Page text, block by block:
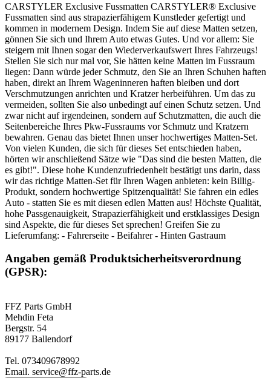
CARSTYLER Exclusive Fussmatten CARSTYLER® Exclusive
Fussmatten sind aus strapazierfähigem Kunstleder gefertigt und
kommen in modernem Design. Indem Sie auf diese Matten setzen,
gönnen Sie sich und Ihrem Auto etwas Gutes. Und vor allem: Sie
steigern mit Ihnen sogar den Wiederverkaufswert Ihres Fahrzeugs!
Stellen Sie sich nur mal vor, Sie hätten keine Matten im Fussraum
liegen: Dann würde jeder Schmutz, den Sie an Ihren Schuhen haften
haben, direkt an Ihrem Wageninneren haften bleiben und dort
Verschmutzungen anrichten und Kratzer herbeiführen. Um das zu
vermeiden, sollten Sie also unbedingt auf einen Schutz setzen. Und
zwar nicht auf irgendeinen, sondern auf Schutzmatten, die auch die
Seitenbereiche Ihres Pkw-Fussraums vor Schmutz und Kratzern
bewahren. Genau das bietet Ihnen unser hochwertiges Matten-Set.
Von vielen Kunden, die sich für dieses Set entschieden haben,
hörten wir anschließend Sätze wie "Das sind die besten Matten, die
es gibt!". Diese hohe Kundenzufriedenheit bestätigt uns darin, dass
wir das richtige Matten-Set für Ihren Wagen anbieten: kein Billig-
Produkt, sondern hochwertige Spitzenqualität! Sie fahren ein edles
Auto - statten Sie es mit diesen edlen Matten aus! Höchste Qualität,
hohe Passgenauigkeit, Strapazierfähigkeit und erstklassiges Design
sind Aspekte, die für dieses Set sprechen! Greifen Sie zu
Lieferumfang: - Fahrerseite - Beifahrer - Hinten Gastraum
Angaben gemäß Produktsicherheitsverordnung
(GPSR):
FFZ Parts GmbH
Mehdin Feta
Bergstr. 54
89177 Ballendorf
Tel. 073409678992
Email. service@ffz-parts.de